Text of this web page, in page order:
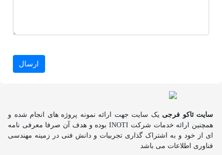
ارسال
سایت ئاکو فرجی یک سایت جهت ارائه نمونه پروژه های انجام شده و
همچنین ارائه خدمات شرکت INOTI بوده و هدف آن صرفا معرفی نامه
ای از خود و به اشتراک گذاری تجربیات و دانش فنی در زمینه مهندسی
فناوری اطلاعات می باشد